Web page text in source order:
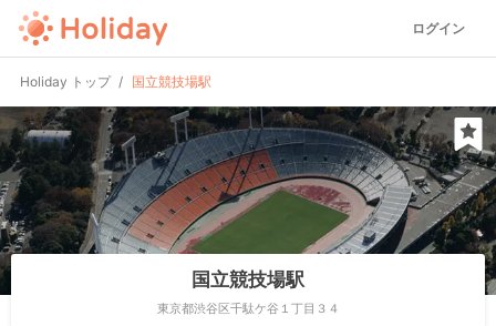
ログイン
Holiday トップ 国立競技場駅
国立競技場駅
東京都渋谷区千駄ケ谷１丁目３４